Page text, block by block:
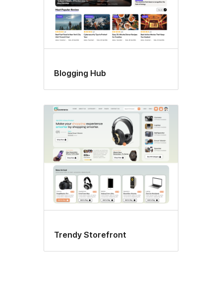
Blogging Hub
Trendy Storefront